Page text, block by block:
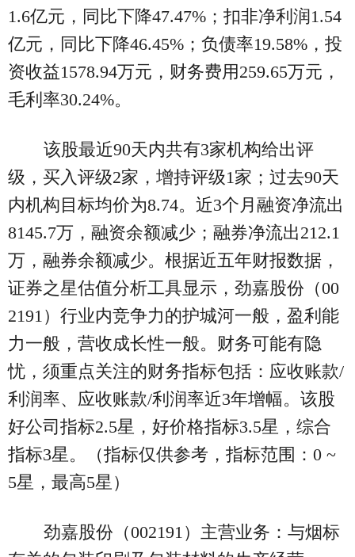
1.6亿元，同比下降47.47%；扣非净利润1.54
亿元，同比下降46.45%；负债率19.58%，投
资收益1578.94万元，财务费用259.65万元，
毛利率30.24%。
该股最近90天内共有3家机构给出评
级，买入评级2家，增持评级1家；过去90天
内机构目标均价为8.74。近3个月融资净流出
8145.7万，融资余额减少；融券净流出212.1
万，融券余额减少。根据近五年财报数据，
证券之星估值分析工具显示，劲嘉股份（00
2191）行业内竞争力的护城河一般，盈利能
力一般，营收成长性一般。财务可能有隐
忧，须重点关注的财务指标包括：应收账款/
利润率、应收账款/利润率近3年增幅。该股
好公司指标2.5星，好价格指标3.5星，综合
指标3星。（指标仅供参考，指标范围：0 ~
5星，最高5星）
劲嘉股份（002191）主营业务：与烟标